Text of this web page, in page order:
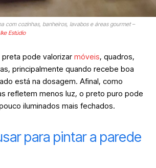
com cozinhas, banheiros, lavabos e áreas gourmet –
Ike Estúdio
preta pode valorizar móveis, quadros,
principalmente quando recebe boa
está na dosagem. Afinal, como
refletem menos luz, o preto puro pode
iluminados mais fechados.
para pintar a parede